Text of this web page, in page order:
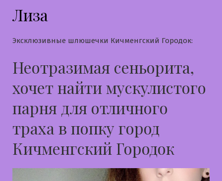
Лиза
Эксклюзивные шлюшечки Кичменгский Городок:
Неотразимая сеньорита,
хочет найти мускулистого
парня для отличного
траха в попку город
Кичменгский Городок